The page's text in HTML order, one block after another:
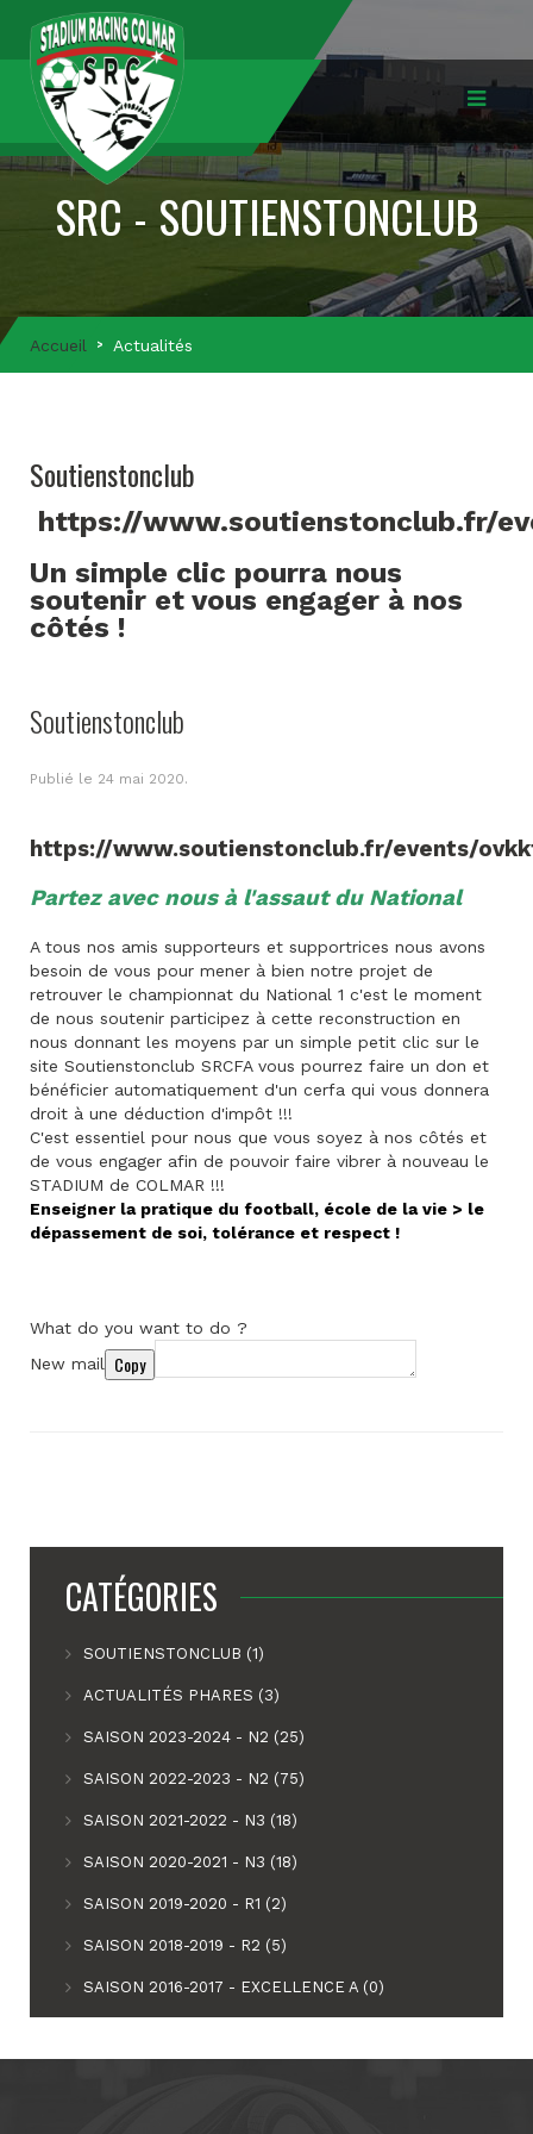
SRC - SOUTIENSTONCLUB
Accueil Actualités
Soutienstonclub
https://www.soutienstonclub.fr/
Un simple clic pourra nous
soutenir et vous engager à nos
côtés !
Soutienstonclub
Publié le 24 mai 2020.
https://www.soutienstonclub.fr/events/
Partez avec nous à l'assaut du National
A tous nos amis supporteurs et supportrices nous avons
besoin de vous pour mener à bien notre projet de
retrouver le championnat du National 1 c'est le moment
de nous soutenir participez à cette reconstruction en
nous donnant les moyens par un simple petit clic sur le
site Soutienstonclub SRCFA vous pourrez faire un don et
bénéficier automatiquement d'un cerfa qui vous donnera
droit à une déduction d'impôt !!!
C'est essentiel pour nous que vous soyez à nos côtés et
de vous engager afin de pouvoir faire vibrer à nouveau le
STADIUM de COLMAR !!!
Enseigner la pratique du football, école de la vie > le
dépassement de soi, tolérance et respect !
What do you want to do ?
New mail
Copy
CATÉGORIES
SOUTIENSTONCLUB (1)
ACTUALITÉS PHARES (3)
SAISON 2023-2024 - N2 (25)
SAISON 2022-2023 - N2 (75)
SAISON 2021-2022 - N3 (18)
SAISON 2020-2021 - N3 (18)
SAISON 2019-2020 - R1 (2)
SAISON 2018-2019 - R2 (5)
SAISON 2016-2017 - EXCELLENCE A (0)